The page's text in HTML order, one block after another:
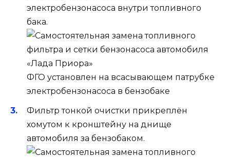
электробензонасоса внутри топливного
бака.
ФГО установлен на всасывающем патрубке
электробензонасоса в бензобаке
Фильтр тонкой очистки прикреплён
хомутом к кронштейну на днище
автомобиля за бензобаком.